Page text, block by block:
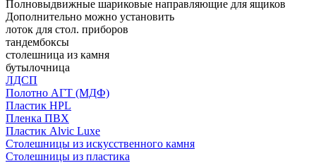
Полновыдвижные шариковые направляющие для ящиков
Дополнительно можно установить
лоток для стол. приборов
тандембоксы
столешница из камня
бутылочница
ЛДСП
Полотно АГТ (МДФ)
Пластик HPL
Пленка ПВХ
Пластик Alvic Luxe
Столешницы из искусственного камня
Столешницы из пластика